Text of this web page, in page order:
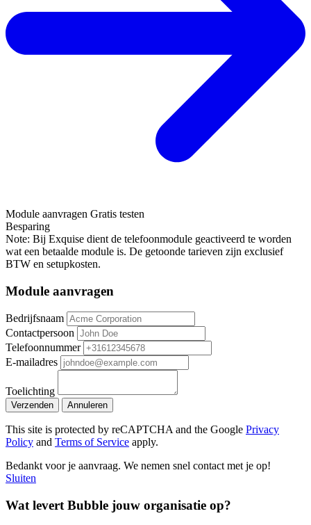
Module aanvragen Gratis testen
Besparing
Note: Bij Exquise dient de telefoonmodule geactiveerd te worden
wat een betaalde module is. De getoonde tarieven zijn exclusief
BTW en setupkosten.
Module aanvragen
Bedrijfsnaam
Contactpersoon
Telefoonnummer
E-mailadres
Toelichting
Verzenden Annuleren
This site is protected by reCAPTCHA and the Google Privacy
Policy and Terms of Service apply.
Bedankt voor je aanvraag. We nemen snel contact met je op!
Sluiten
Wat levert Bubble jouw organisatie op?